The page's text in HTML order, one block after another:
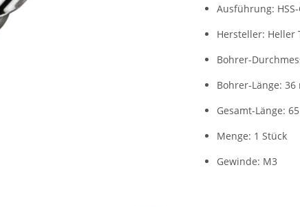
Ausführung:
Hersteller: Heller
Bohrer-
Bohrer-Länge: 36
Gesamt-Länge:
Menge: 1 Stück
Gewinde: M3